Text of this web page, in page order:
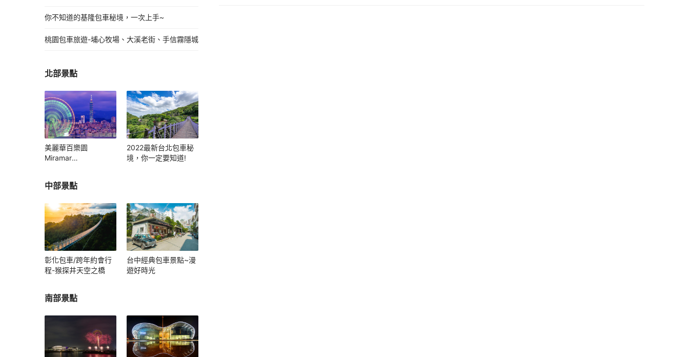
你不知道的基隆包車秘境，一次上手~
桃園包車旅遊-埔心牧場、大溪老街、手信霧隱城
北部景點
美麗華百樂園
Miramar
2022最新台北包車秘
境，你一定要知道!
中部景點
彰化包車/跨年約會行
程-猴探井天空之橋
台中經典包車景點~漫
遊好時光
南部景點